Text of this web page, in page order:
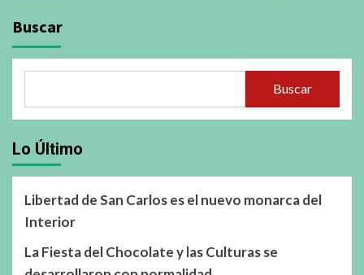
Buscar
Buscar
Lo Último
Libertad de San Carlos es el nuevo monarca del
Interior
La Fiesta del Chocolate y las Culturas se